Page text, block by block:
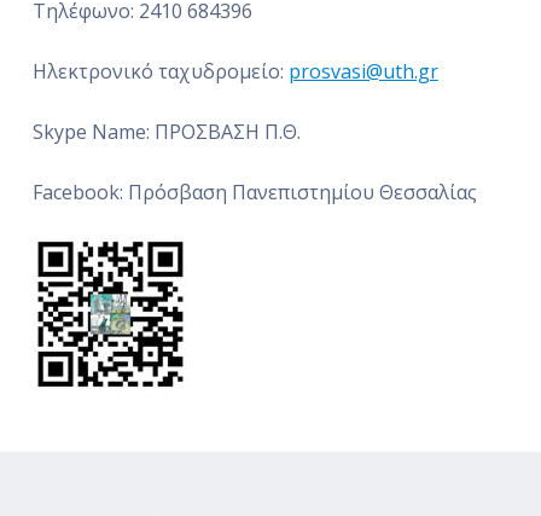
Τηλέφωνο: 2410 684396
Ηλεκτρονικό ταχυδρομείο: prosvasi@uth.gr
Skype Name: ΠΡΟΣΒΑΣΗ Π.Θ.
Facebook: Πρόσβαση Πανεπιστημίου Θεσσαλίας